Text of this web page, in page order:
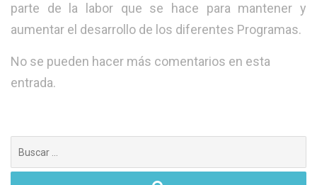
parte de la labor que se hace para mantener y
aumentar el desarrollo de los diferentes Programas.
No se pueden hacer más comentarios en esta
entrada.